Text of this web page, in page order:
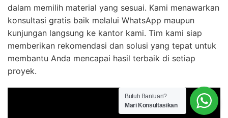
dalam memilih material yang sesuai. Kami menawarkan
konsultasi gratis baik melalui WhatsApp maupun
kunjungan langsung ke kantor kami. Tim kami siap
memberikan rekomendasi dan solusi yang tepat untuk
membantu Anda mencapai hasil terbaik di setiap
proyek.
Butuh Bantuan?
Mari Konsultasikan